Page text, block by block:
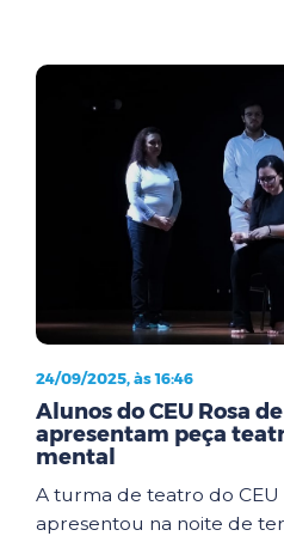
24/09/2025, às 16:46
Alunos do CEU Rosa
apresentam peça
mental
A turma de teatro do CEU
apresentou na noite de